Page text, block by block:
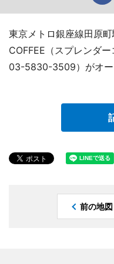
東京メトロ銀座線田原
COFFEE（スプレンダ
03-5830-3509）がオー
前の地図